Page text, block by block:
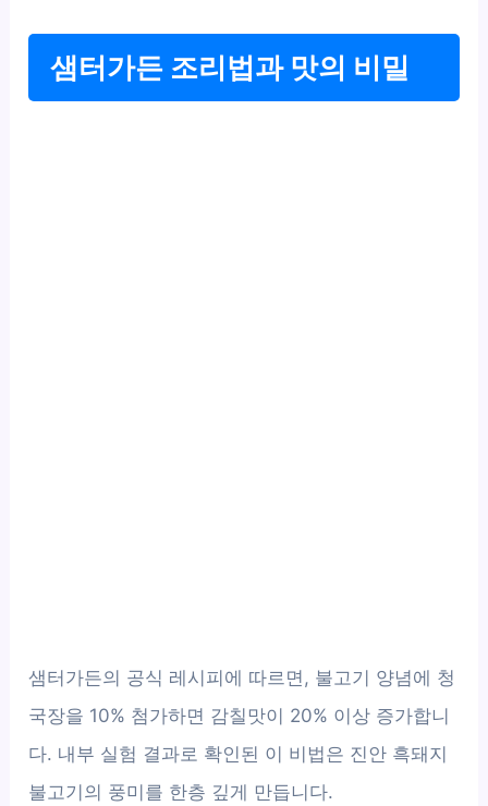
샘터가든 조리법과 맛의 비밀
샘터가든의 공식 레시피에 따르면, 불고기 양념에 청
국장을 10% 첨가하면 감칠맛이 20% 이상 증가합니
다. 내부 실험 결과로 확인된 이 비법은 진안 흑돼지
불고기의 풍미를 한층 깊게 만듭니다.